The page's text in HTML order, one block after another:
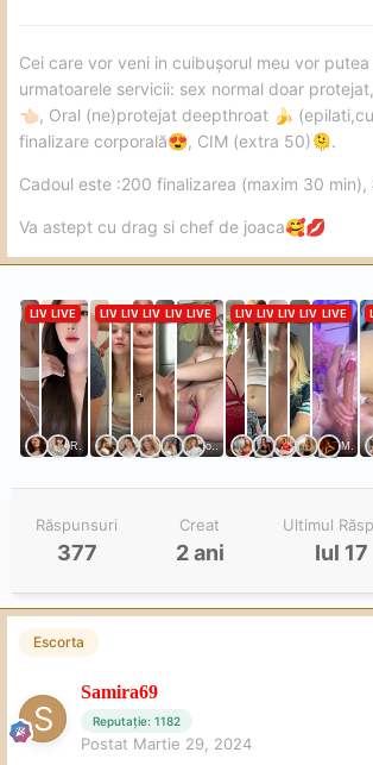
Cei care vor veni in cuibușorul meu vor
urmatoarele servicii: sex normal doar
👈🏻, Oral (ne)protejat deepthroat 🍌
finalizare corporală😍, CIM (extra 50)🫠.
Cadoul este :200 finalizarea (maxim 30 min),
Va astept cu drag si chef de joaca🥰💋
Răspunsuri
377
Creat
2 ani
Ultimul
Iul 17
Escorta
Samira69
Reputație: 1182
Postat Martie 29, 2024